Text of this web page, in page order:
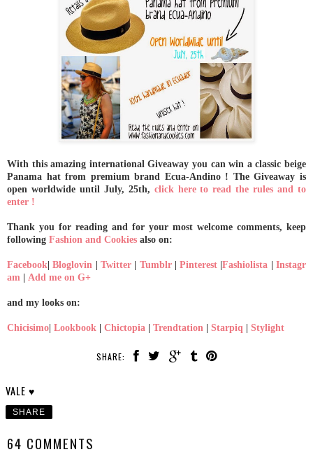
With this amazing international Giveaway you can win a classic beige
Panama hat from premium brand Ecua-Andino ! The Giveaway is
open worldwide until July, 25th, click here to read the rules and to
enter !
Thank you for reading and for your most welcome comments, keep
following Fashion and Cookies also on:
Facebook|Bloglovin | Twitter| Tumblr|Pinterest |Fashiolista |Instagr
am | Add me on G+
and my looks on:
Chicisimo| Lookbook | Chictopia | Trendtation | Starpiq | Stylight
SHARE:
VALE ♥
SHARE
64 COMMENTS